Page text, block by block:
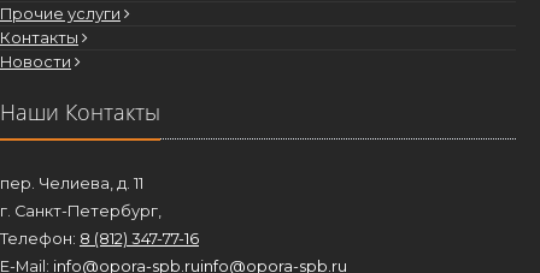
Прочие услуги
Контакты
Новости
Наши Контакты
пер. Челиева, д. 11
г. Санкт-Петербург,
Телефон: 8 (812) 347-77-16
E-Mail: info@opora-spb.ruinfo@opora-spb.ru